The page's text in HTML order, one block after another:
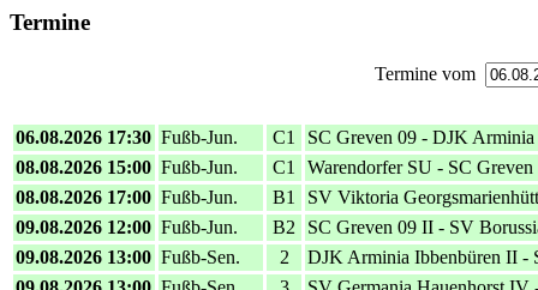
Termine
Termine vom
06.08.2026 17:30 Fußb-Jun. C1
SC Greven 09 - DJK
08.08.2026 15:00 Fußb-Jun. C1
Warendorfer SU - SC Greven
08.08.2026 17:00 Fußb-Jun. B1
SV Viktoria
09.08.2026 12:00 Fußb-Jun. B2
SC Greven 09 II - SV
09.08.2026 13:00 Fußb-Sen. 2
DJK Arminia Ibbenbüren II -